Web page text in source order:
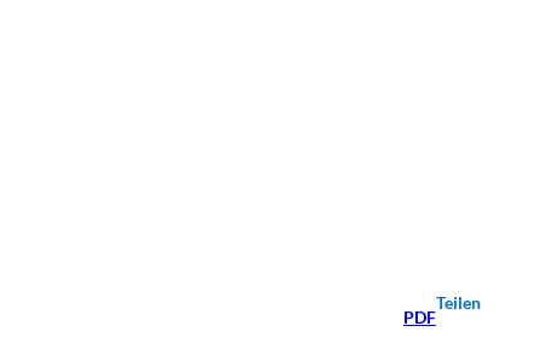
PDF
Teilen